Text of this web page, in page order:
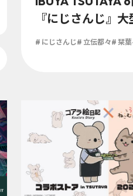
『にじさんじ』
ーにて『みたらし
# にじさんじ# 立伝都々# 栞葉